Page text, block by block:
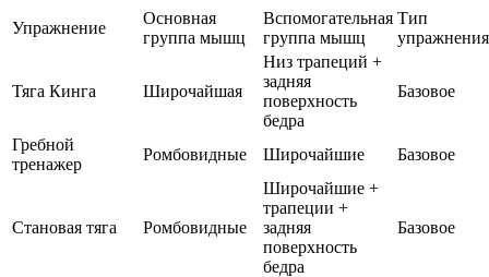
Упражнение
Основная
группа мышц
Вспомогательная
группа мышц
Тип
упражнения
Тяга Кинга Широчайшая
Низ трапеций +
задняя
поверхность
бедра
Базовое
Гребной
тренажер
Ромбовидные Широчайшие Базовое
Становая тяга Ромбовидные
Широчайшие +
трапеции +
задняя
поверхность
бедра
Базовое